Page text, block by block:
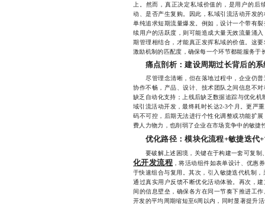
上。然而，真正决定私域价值的，是用户的
动、是否产生复购。因此，私域引流活动开发
单纯追求短期流量爆发。例如，设计一个带有
续用户的活跃度，则可能造成大量无效流量涌
期管理相结合，才能真正发挥私域的价值。这
激励机制的匹配度，确保每一个环节都能服务于
痛点剖析：建设周期过长背后的
尽管理念清晰，但在落地过程中，企业仍普
协作不畅，产品、设计、技术团队之间信息不
缺乏自动化支持；上线后缺乏数据追踪与优化
域引流活动开发，最终耗时长达2-3个月。更严
码不可控，后期无法进行个性化调整或功能扩
费人力物力，也削弱了企业在市场竞争中的敏捷
优化路径：模块化流程+敏捷迭代
要破解上述困境，关键在于构建一套可复制
化开发流程 ，将活动组件如表单设计、优惠
于快速组合与复用。其次，引入敏捷迭代机制
通过真实用户反馈不断优化活动体验。再次，
间的信息壁垒，确保各方在同一节奏下推进工
开发的平均周期缩短至6周以内，同时显著提升